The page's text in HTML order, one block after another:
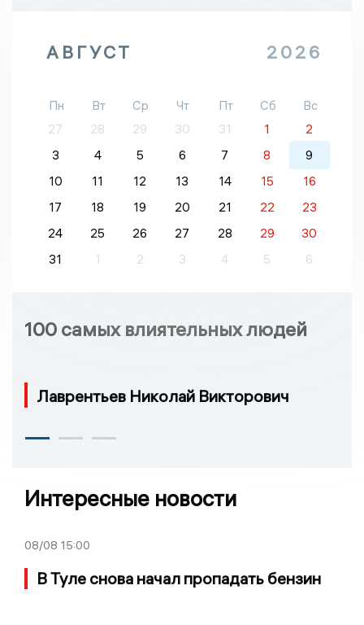
АВГУСТ 2026
Пн Вт Ср Чт Пт Сб
Вс
27
28 29 30 31 1
2
3
4 5 6 7 8
9
10
11 12 13 14 15
16
17
18 19 20 21 22
23
24
25 26 27 28 29
30
31
1 2 3 4 5 6
100 самых влиятельных людей
Лаврентьев Николай Викторович
Интересные новости
08/08 15:00
В Туле снова начал пропадать бензин